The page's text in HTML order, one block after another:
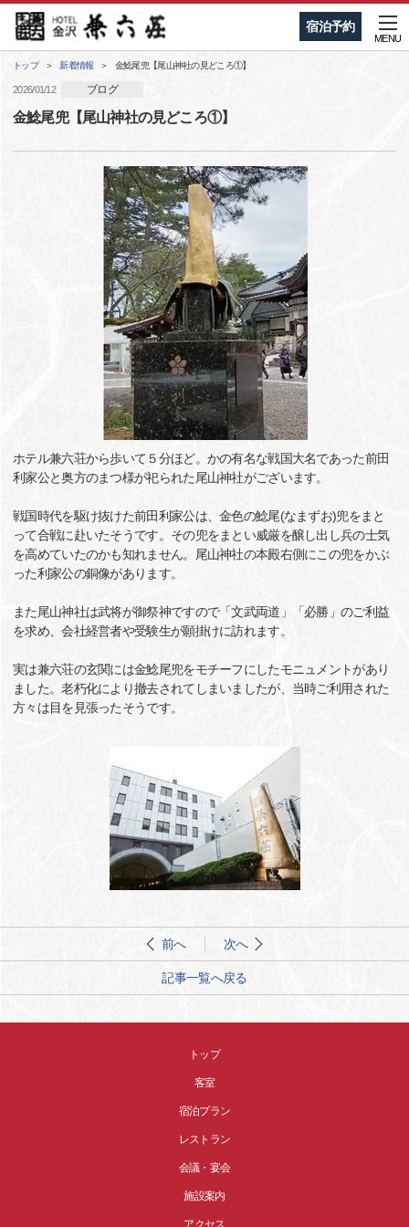
宿泊予約
MENU
トップ 新着情報 金鯰尾兜【尾山神社の見どころ①】
2026/01/12 ブログ
金鯰尾兜【尾山神社の見どころ①】
ホテル兼六荘から歩いて５分ほど。かの有名な戦国大名であった前田
利家公と奥方のまつ様が祀られた尾山神社がございます。
戦国時代を駆け抜けた前田利家公は、金色の鯰尾(なまずお)兜をまと
って合戦に赴いたそうです。その兜をまとい威厳を醸し出し兵の士気
を高めていたのかも知れません。尾山神社の本殿右側にこの兜をかぶ
った利家公の銅像があります。
また尾山神社は武将が御祭神ですので「文武両道」「必勝」のご利益
を求め、会社経営者や受験生が願掛けに訪れます。
実は兼六荘の玄関には金鯰尾兜をモチーフにしたモニュメントがあり
ました。老朽化により撤去されてしまいましたが、当時ご利用された
方々は目を見張ったそうです。
前へ 次へ
記事一覧へ戻る
トップ
客室
宿泊プラン
レストラン
会議・宴会
施設案内
アクセス